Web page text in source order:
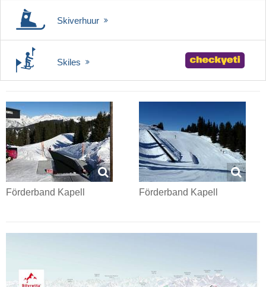
Skiverhuur
Skiles
Förderband Kapell Förderband Kapell